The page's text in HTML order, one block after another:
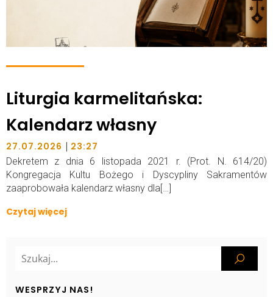
Liturgia karmelitańska:
Kalendarz własny
27.07.2026 | 23:27
Dekretem z dnia 6 listopada 2021 r. (Prot. N. 614/20)
Kongregacja Kultu Bożego i Dyscypliny Sakramentów
zaaprobowała kalendarz własny dla[…]
Czytaj więcej
WESPRZYJ NAS!